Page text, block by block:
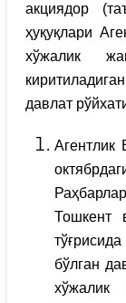
акциядор
ҳуқуқлари
хўжалик
давлат
Агентлик
Тошкент
бўлган
хўжалик